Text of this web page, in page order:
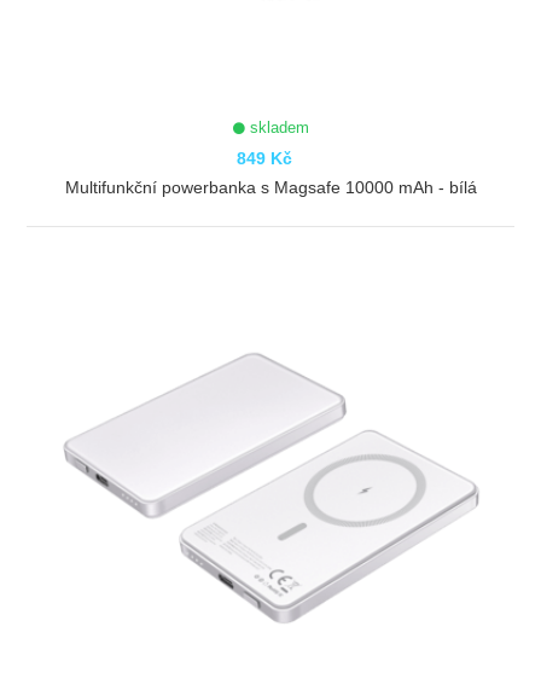
skladem
849 Kč
Multifunkční powerbanka s Magsafe 10000 mAh - bílá